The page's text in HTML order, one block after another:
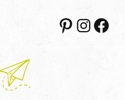
Facebook
Instagram